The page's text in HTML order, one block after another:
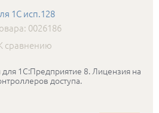
1С исп.128
0026186
сравнению
1С:Предприятие 8. Лицензия на
доступа.